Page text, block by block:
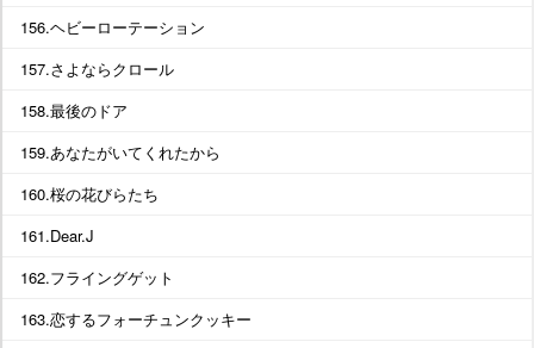
156.ヘビーローテーション
157.さよならクロール
158.最後のドア
159.あなたがいてくれたから
160.桜の花びらたち
161.Dear.J
162.フライングゲット
163.恋するフォーチュンクッキー